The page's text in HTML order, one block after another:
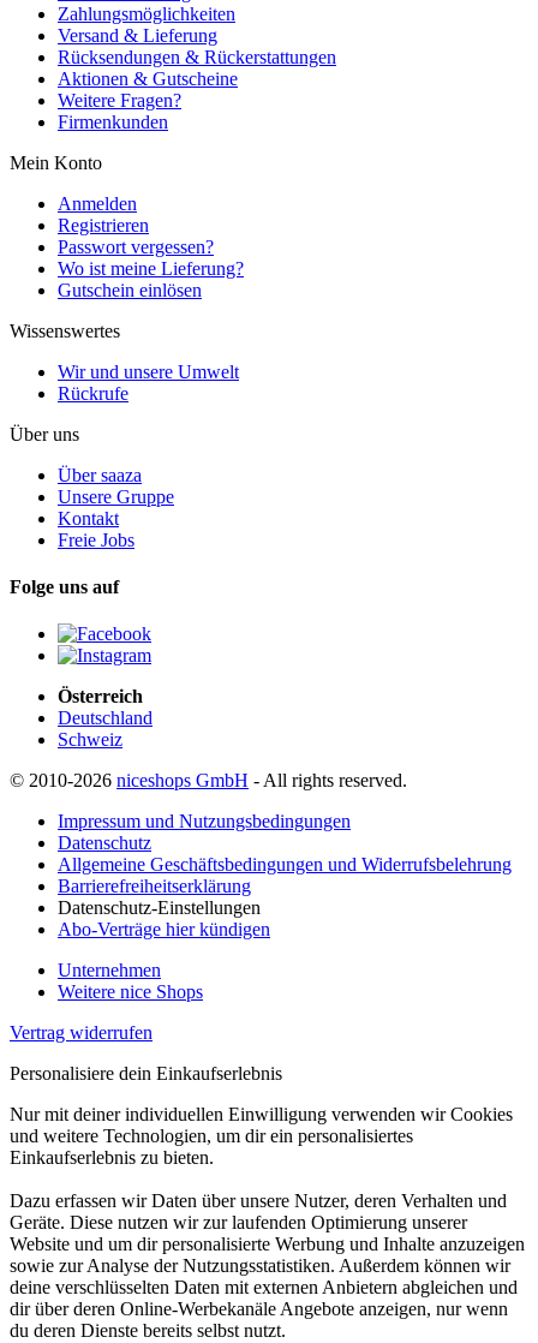
Zahlungsmöglichkeiten
Versand & Lieferung
Rücksendungen & Rückerstattungen
Aktionen & Gutscheine
Weitere Fragen?
Firmenkunden
Mein Konto
Anmelden
Registrieren
Passwort vergessen?
Wo ist meine Lieferung?
Gutschein einlösen
Wissenswertes
Wir und unsere Umwelt
Rückrufe
Über uns
Über saaza
Unsere Gruppe
Kontakt
Freie Jobs
Folge uns auf
Österreich
Deutschland
Schweiz
© 2010-2026 niceshops GmbH - All rights reserved.
Impressum und Nutzungsbedingungen
Datenschutz
Allgemeine Geschäftsbedingungen und Widerrufsbelehrung
Barrierefreiheitserklärung
Datenschutz-Einstellungen
Abo-Verträge hier kündigen
Unternehmen
Weitere nice Shops
Vertrag widerrufen
Personalisiere dein Einkaufserlebnis
Nur mit deiner individuellen Einwilligung verwenden wir Cookies
und weitere Technologien, um dir ein personalisiertes
Einkaufserlebnis zu bieten.
Dazu erfassen wir Daten über unsere Nutzer, deren Verhalten und
Geräte. Diese nutzen wir zur laufenden Optimierung unserer
Website und um dir personalisierte Werbung und Inhalte anzuzeigen
sowie zur Analyse der Nutzungsstatistiken. Außerdem können wir
deine verschlüsselten Daten mit externen Anbietern abgleichen und
dir über deren Online-Werbekanäle Angebote anzeigen, nur wenn
du deren Dienste bereits selbst nutzt.